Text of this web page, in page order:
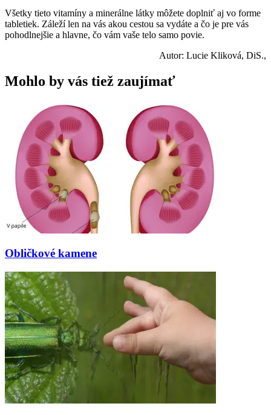
Všetky tieto vitamíny a minerálne látky môžete doplniť aj vo forme
tabletiek. Záleží len na vás akou cestou sa vydáte a čo je pre vás
pohodlnejšie a hlavne, čo vám vaše telo samo povie.
Autor: Lucie Kliková, DiS.,
Mohlo by vás tiež zaujímať
Obličkové kamene